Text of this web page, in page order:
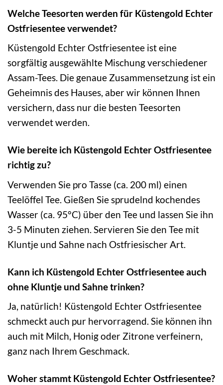
Welche Teesorten werden für Küstengold Echter
Ostfriesentee verwendet?
Küstengold Echter Ostfriesentee ist eine
sorgfältig ausgewählte Mischung verschiedener
Assam-Tees. Die genaue Zusammensetzung ist ein
Geheimnis des Hauses, aber wir können Ihnen
versichern, dass nur die besten Teesorten
verwendet werden.
Wie bereite ich Küstengold Echter Ostfriesentee
richtig zu?
Verwenden Sie pro Tasse (ca. 200 ml) einen
Teelöffel Tee. Gießen Sie sprudelnd kochendes
Wasser (ca. 95°C) über den Tee und lassen Sie ihn
3-5 Minuten ziehen. Servieren Sie den Tee mit
Kluntje und Sahne nach Ostfriesischer Art.
Kann ich Küstengold Echter Ostfriesentee auch
ohne Kluntje und Sahne trinken?
Ja, natürlich! Küstengold Echter Ostfriesentee
schmeckt auch pur hervorragend. Sie können ihn
auch mit Milch, Honig oder Zitrone verfeinern,
ganz nach Ihrem Geschmack.
Woher stammt Küstengold Echter Ostfriesentee?